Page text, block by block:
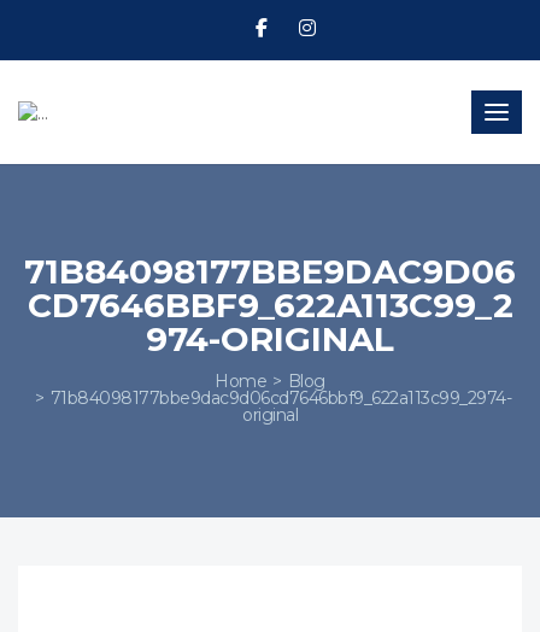
71B84098177BBE9DAC9D06
CD7646BBF9_622A113C99_2
974-ORIGINAL
Home Blog
71b84098177bbe9dac9d06cd7646bbf9_622a113c99_2974-
original